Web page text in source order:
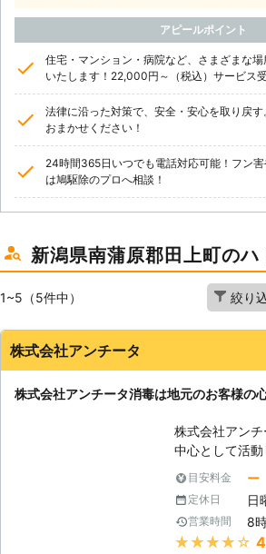
アピールポイント
住宅・マンション・病院など、さまざまな
いたします！22,000円～（税込）サービス
法律に沿った対策で、安全・安心を取り戻
おまかせください！
24時間365日いつでも電話対応可能！フン
は鳩駆除のプロへ相談！
新潟県南蒲原郡田上町の
1~5（5件中） 絞り
株式会社アンチータ
株式会社アンチータ消毒は地元のお客様の
株式会社アン
中心として活
トの被害でお
か？弊社は適
応致します。
告】 ハトが大
ベランダに干し
目安料金 ー
定休日 日
営業時間 8
★★★★★